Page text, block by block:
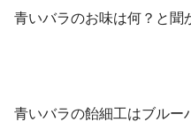
青いバラのお味は何？と聞
青いバラの飴細工はブルー